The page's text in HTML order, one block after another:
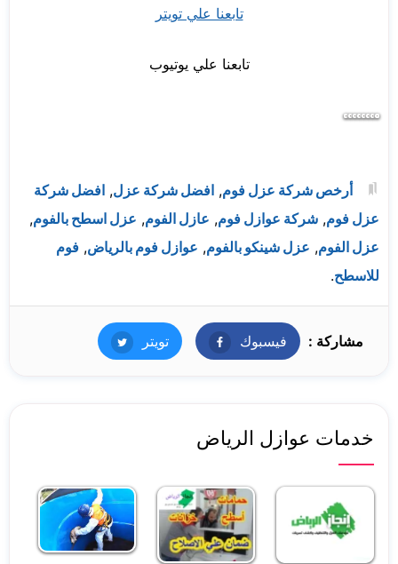
تابعنا علي تويتر
تابعنا علي يوتيوب
أرخص شركة عزل فوم, افضل شركة عزل, افضل شركة
عزل فوم, شركة عوازل فوم, عازل الفوم, عزل اسطح بالفوم,
عزل الفوم, عزل شينكو بالفوم, عوازل فوم بالرياض, فوم
للاسطح.
مشاركة : فيسبوك فيسبوكتويتر تويتر
خدمات عوازل الرياض